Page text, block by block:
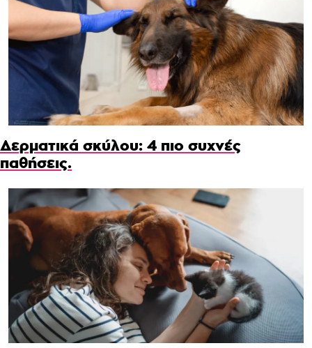
Δερματικά σκύλου: 4 πιο συχνές
παθήσεις.